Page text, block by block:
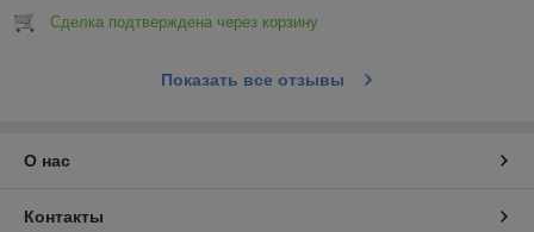
Сделка подтверждена через корзину
Показать все отзывы
О нас
Контакты